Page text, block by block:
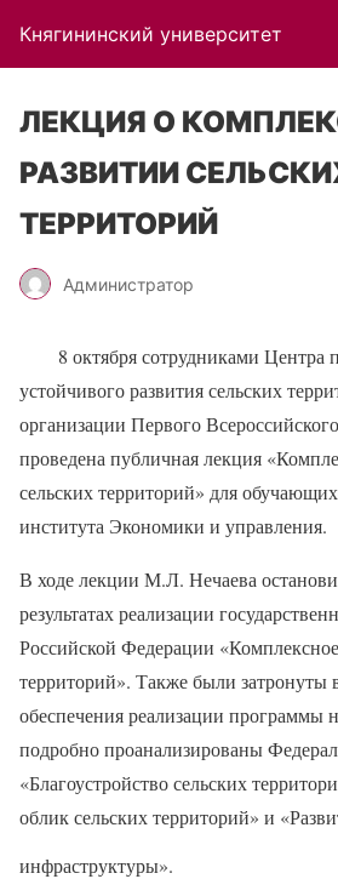
Княгининский университет
ЛЕКЦИЯ О
РАЗВИТИИ
ТЕРРИТОРИЙ
Администратор
8 октября сотрудниками
устойчивого развития сельских
организации Первого
проведена публичная лекция
сельских территорий» для
института Экономики и управления.
В ходе лекции М.Л. Нечаева
результатах реализации
Российской Федерации
территорий». Также были затронуты
обеспечения реализации программы
подробно проанализированы
«Благоустройство сельских
облик сельских территорий» и
инфраструктуры».